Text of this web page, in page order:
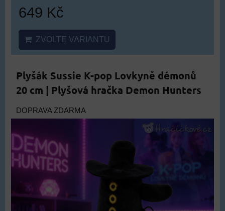
649 Kč
ZVOLTE VARIANTU
Plyšák Sussie K-pop Lovkyně démonů
20 cm | Plyšová hračka Demon Hunters
DOPRAVA ZDARMA